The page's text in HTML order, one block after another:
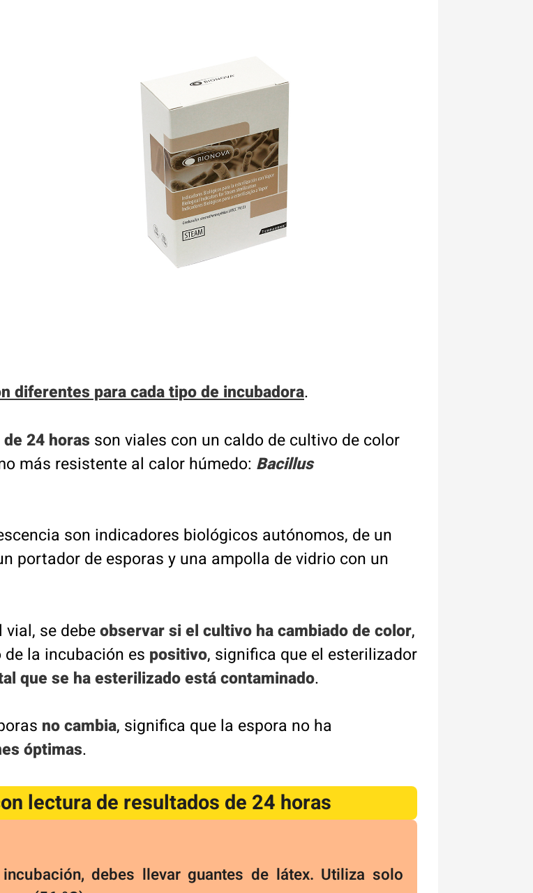
diferentes para cada tipo de incubadora.
24 horas son viales con un caldo de cultivo de color
más resistente al calor húmedo: Bacillus
son indicadores biológicos autónomos, de un
portador de esporas y una ampolla de vidrio con un
se debeobservar si el cultivo ha cambiado de color,
la incubación es positivo, significa que el esterilizador
que se ha esterilizado está contaminado.
no cambia, significa que la espora no ha
óptimas.
lectura de resultados de 24 horas
debes llevar guantes de látex. Utiliza solo